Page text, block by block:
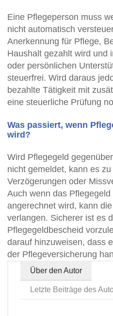
Eine Pflegeperson muss
nicht automatisch
Anerkennung für Pflege,
Haushalt gezahlt wird und
oder persönlichen
steuerfrei. Wird daraus
bezahlte Tätigkeit mit
eine steuerliche Prüfung
Was passiert, wenn
wird?
Wird Pflegegeld
nicht gemeldet, kann es
Verzögerungen oder
Auch wenn das
angerechnet wird, kann
verlangen. Sicherer ist es
Pflegegeldbescheid
darauf hinzuweisen, dass
der Pflegeversicherung
Über den Autor
Letzte Beiträge des